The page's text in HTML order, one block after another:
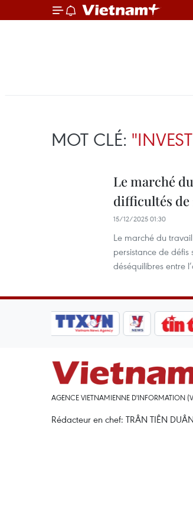
MOT CLÉ:
Le marché
difficultés de
15/12/2025 01:30
Le marché du
persistance de
déséquilibres entre
AGENCE VIETNAMIENNE D'INFORMATION
Rédacteur en chef: TRÂN TIÊN DUÂN